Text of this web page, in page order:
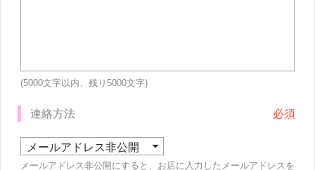
(5000文字以内、残り 5000文字)
連絡方法
メールアドレス非公開にすると、お店に入力したメールアドレスを